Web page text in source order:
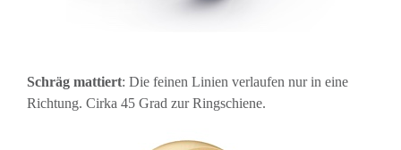
Schräg mattiert: Die feinen Linien verlaufen nur in eine
Richtung. Cirka 45 Grad zur Ringschiene.